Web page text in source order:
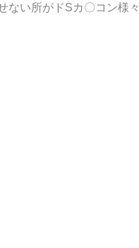
ない所がドSカ〇コン様々